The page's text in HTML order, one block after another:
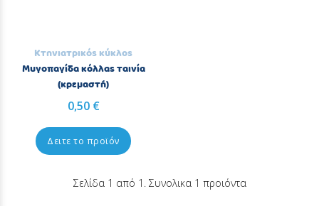
Κτηνιατρικός κύκλος
Μυγοπαγίδα κόλλας ταινία
(κρεμαστή)
0,50 €
Δειτε το προϊόν
Σελίδα 1 από 1. Συνολικα 1 προιόντα